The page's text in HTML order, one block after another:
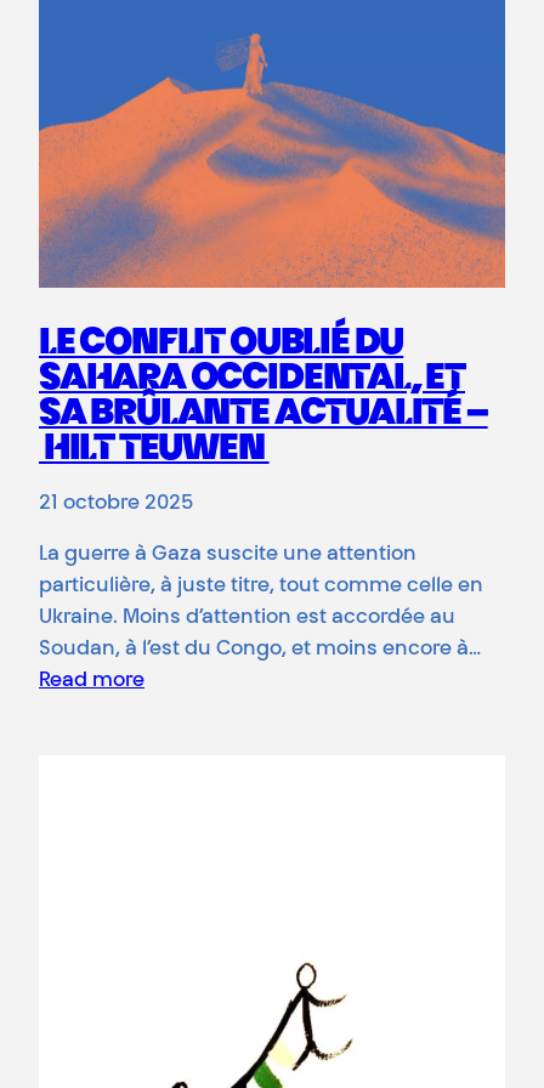
LE CONFLIT OUBLIÉ DU
SAHARA OCCIDENTAL, ET
SA BRÛLANTE ACTUALITÉ –
HILT TEUWEN
21 octobre 2025
La guerre à Gaza suscite une attention
particulière, à juste titre, tout comme celle en
Ukraine. Moins d’attention est accordée au
Soudan, à l’est du Congo, et moins encore à…
Read more